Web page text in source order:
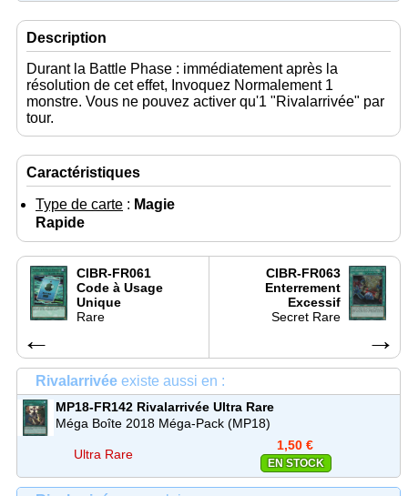
Description
Durant la Battle Phase : immédiatement après la
résolution de cet effet, Invoquez Normalement 1
monstre. Vous ne pouvez activer qu'1 "Rivalarrivée" par
tour.
Caractéristiques
Type de carte : Magie
Rapide
CIBR-FR061
Code à Usage
Unique
Rare
←
CIBR-FR063
Enterrement
Excessif
Secret Rare
→
Rivalarrivée existe aussi en :
MP18-FR142 Rivalarrivée Ultra Rare
Méga Boîte 2018 Méga-Pack (MP18)
Ultra Rare
1,50 €
EN STOCK